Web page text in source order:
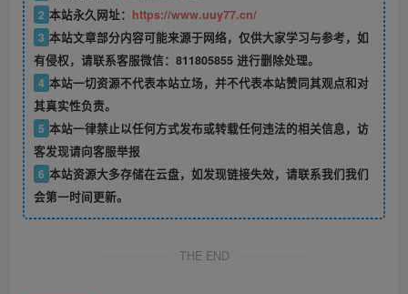
2 本站永久网址： https://www.uuy77.cn/
3 本站文章部分内容可能来源于网络，仅供大家学习与参考，如
有侵权，请联系客服微信：811805855 进行删除处理。
4 本站一切资源不代表本站立场，并不代表本站赞同其观点和对
其真实性负责。
5 本站一律禁止以任何方式发布或转载任何违法的相关信息，访
客发现请向客服举报
6 本站资源大多存储在云盘，如发现链接失效，请联系我们我们
会第一时间更新。
THE END